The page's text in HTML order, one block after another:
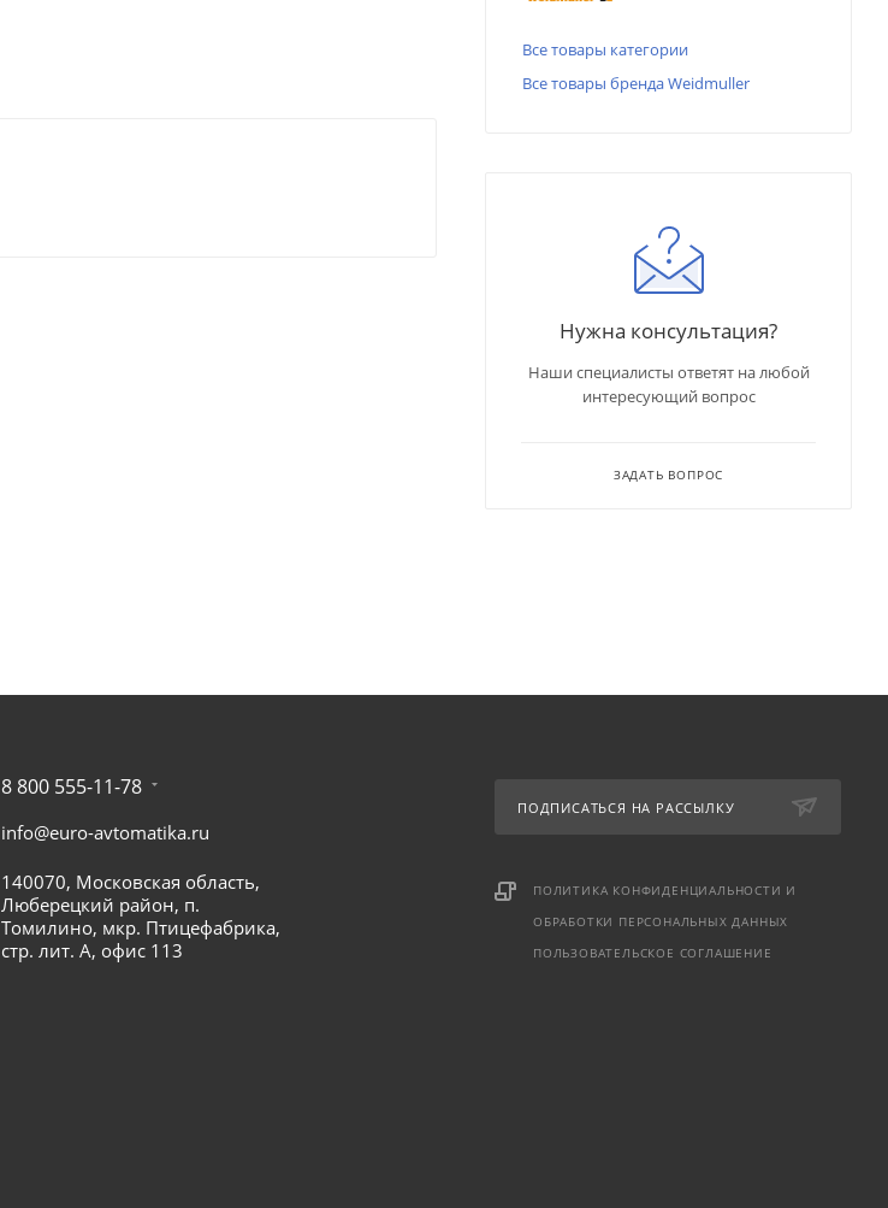
Все товары категории
Все товары бренда Weidmuller
Нужна консультация?
Наши специалисты ответят на любой
интересующий вопрос
ЗАДАТЬ ВОПРОС
8 800 555-11-78
info@euro-avtomatika.ru
140070, Московская область,
Люберецкий район, п.
Томилино, мкр. Птицефабрика,
стр. лит. А, офис 113
ПОДПИСАТЬСЯ НА РАССЫЛКУ
ПОЛИТИКА КОНФИДЕНЦИАЛЬНОСТИ И
ОБРАБОТКИ ПЕРСОНАЛЬНЫХ ДАННЫХ
ПОЛЬЗОВАТЕЛЬСКОЕ СОГЛАШЕНИЕ